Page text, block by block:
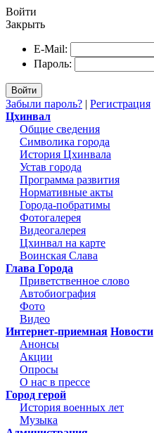
Войти
Закрыть
E-Mail:
Пароль:
Войти
Забыли пароль? | Регистрация
Цхинвал
Общие сведения
Символика города
История Цхинвала
Устав города
Программа развития
Нормативные акты
Города-побратимы
Фотогалерея
Видеогалерея
Цхинвал на карте
Воинская Слава
Глава Города
Приветственное слово
Автобиография
Фото
Видео
Интернет-приемная Новости
Анонсы
Акции
Опросы
О нас в прессе
Город герой
История военных лет
Музыка